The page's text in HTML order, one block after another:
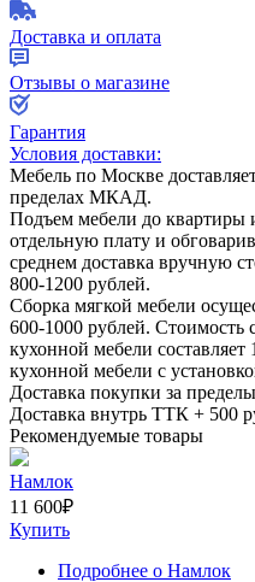
Доставка и оплата
Отзывы о магазине
Гарантия
Условия доставки:
Мебель по Москве
пределах МКАД.
Подъем мебели до квартиры
отдельную плату и
среднем доставка вручную
800-1200 рублей.
Сборка мягкой мебели
600-1000 рублей. Стоимость
кухонной мебели составляет
кухонной мебели с
Доставка покупки за
Доставка внутрь ТТК + 500
Рекомендуемые товары
Намлок
11 600₽
Купить
Подробнее о Намлок